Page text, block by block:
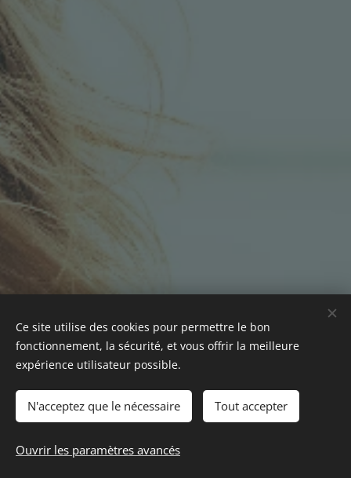
Optimisé parWebnode
Ce site utilise des cookies pour permettre le bon
fonctionnement, la sécurité, et vous offrir la meilleure
expérience utilisateur possible.
N'acceptez que le nécessaire Tout accepter
Ouvrir les paramètres avancés